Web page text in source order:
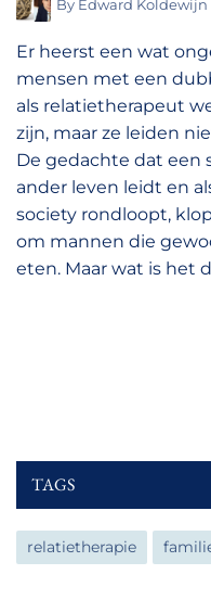
By Edward Koldewijn
Er heerst een wat
mensen met een
als relatietherapeut
zijn, maar ze leiden
De gedachte dat een
ander leven leidt en
society rondloopt,
om mannen die
eten. Maar wat is het
TAGS
relatietherapie